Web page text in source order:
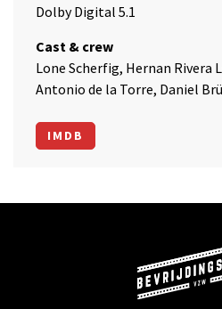
Dolby Digital 5.1
Cast & crew
Lone Scherfig, Hernan Rivera
Antonio de la Torre, Daniel
IMDB